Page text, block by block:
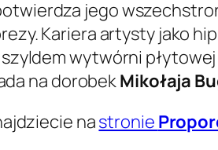
jego
Kariera artysty jako
wytwórni płytowej
na dorobekMikołaja
nastronie